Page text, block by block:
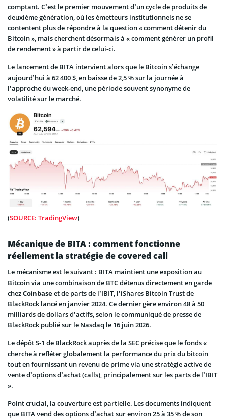
comptant. C’est le premier mouvement d’un cycle de produits de
deuxième génération, où les émetteurs institutionnels ne se
contentent plus de répondre à la question « comment détenir du
Bitcoin », mais cherchent désormais à « comment générer un profil
de rendement » à partir de celui-ci.
Le lancement de BITA intervient alors que le Bitcoin s’échange
aujourd’hui à 62 400 $, en baisse de 2,5 % sur la journée à
l’approche du week-end, une période souvent synonyme de
volatilité sur le marché.
(SOURCE: TradingView)
Mécanique de BITA : comment fonctionne
réellement la stratégie de covered call
Le mécanisme est le suivant : BITA maintient une exposition au
Bitcoin via une combinaison de BTC détenus directement en garde
chezCoinbaseet de parts de l’IBIT, l’iShares Bitcoin Trust de
BlackRock lancé en janvier 2024. Ce dernier gère environ 48 à 50
milliards de dollars d’actifs, selon le communiqué de presse de
BlackRock publié sur le Nasdaq le 16 juin 2026.
Le dépôt S-1 de BlackRock auprès de la SEC précise que le fonds «
cherche à refléter globalement la performance du prix du bitcoin
tout en fournissant un revenu de prime via une stratégie active de
vente d’options d’achat (calls), principalement sur les parts de l’IBIT
».
Point crucial, la couverture est partielle. Les documents indiquent
que BITA vend des options d’achat sur environ 25 à 35 % de son